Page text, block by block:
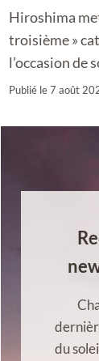
Hiroshima
troisième »
l’occasion de
Publié le7 août
du